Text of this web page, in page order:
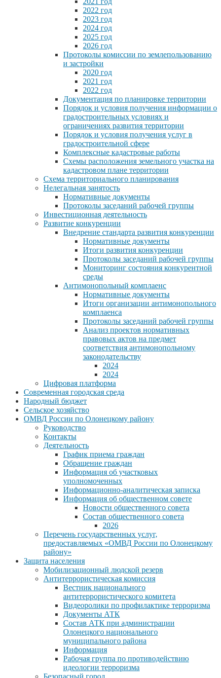
2022 год
2023 год
2024 год
2025 год
2026 год
Протоколы комиссии по землепользованию
и застройки
2020 год
2021 год
2022 год
Документация по планировке территории
Порядок и условия получения информации о
градостроительных условиях и
ограничениях развития территории
Порядок и условия получения услуг в
градостроительной сфере
Комплексные кадастровые работы
Схемы расположения земельного участка на
кадастровом плане территории
Схема территориального планирования
Нелегальная занятость
Нормативные документы
Протоколы заседаний рабочей группы
Инвестиционная деятельность
Развитие конкуренции
Внедрение стандарта развития конкуренции
Нормативные документы
Итоги развития конкуренции
Протоколы заседаний рабочей группы
Мониторинг состояния конкурентной
среды
Антимонопольный комплаенс
Нормативные документы
Итоги организации антимонопольного
комплаенса
Протоколы заседаний рабочей группы
Анализ проектов нормативных
правовых актов на предмет
соответствия антимонопольному
законодательству
2024
2024
Цифровая платформа
Современная городская среда
Народный бюджет
Сельское хозяйство
ОМВД России по Олонецкому району
Руководство
Контакты
Деятельность
График приема граждан
Обращение граждан
Информация об участковых
уполномоченных
Информационно-аналитическая записка
Информация об общественном совете
Новости общественного совета
Состав общественного совета
2026
Перечень государственных услуг,
предоставляемых «ОМВД России по Олонецкому
району»
Защита населения
Мобилизационный людской резерв
Антитеррористическая комиссия
Вестник национального
антитеррористического комитета
Видеоролики по профилактике терроризма
Документы АТК
Состав АТК при администрации
Олонецкого национального
муниципального района
Информация
Рабочая группа по противодействию
идеологии терроризма
Безопасный город